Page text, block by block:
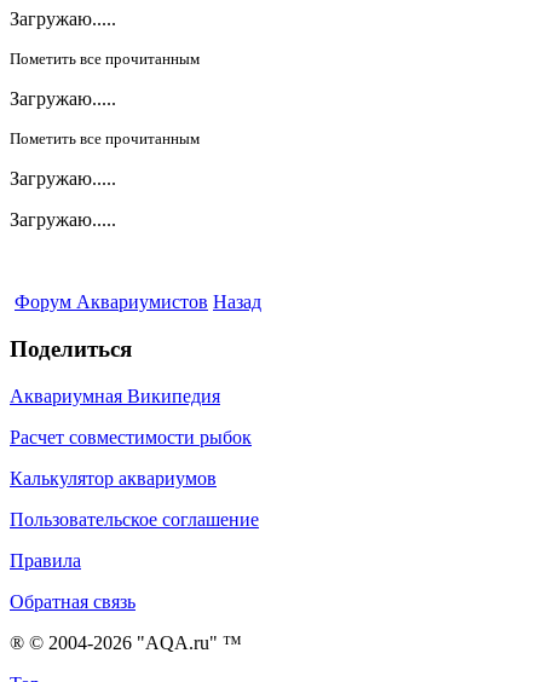
Загружаю.....
Пометить все прочитанным
Загружаю.....
Пометить все прочитанным
Загружаю.....
Загружаю.....
Форум Аквариумистов Назад
Поделиться
Аквариумная Википедия
Расчет совместимости рыбок
Калькулятор аквариумов
Пользовательское соглашение
Правила
Обратная связь
® © 2004-2026 "AQA.ru" ™